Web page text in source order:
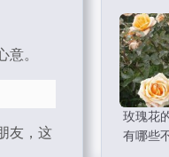
。
友，这
玫瑰花
有哪些